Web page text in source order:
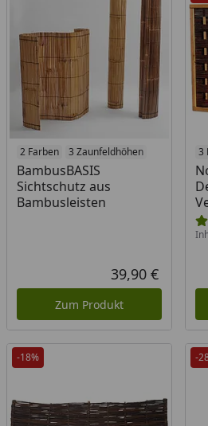
2 Farben 3 Zaunfeldhöhen
BambusBASIS
Sichtschutz aus
Bambusleisten
39,90 €
Zum Produkt
3
-18% -